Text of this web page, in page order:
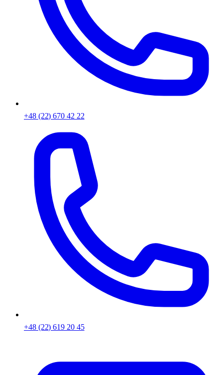
+48 (22) 670 42 22
+48 (22) 619 20 45